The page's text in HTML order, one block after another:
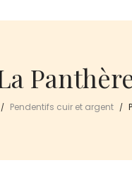
/ Pendentifs cuir et argent /